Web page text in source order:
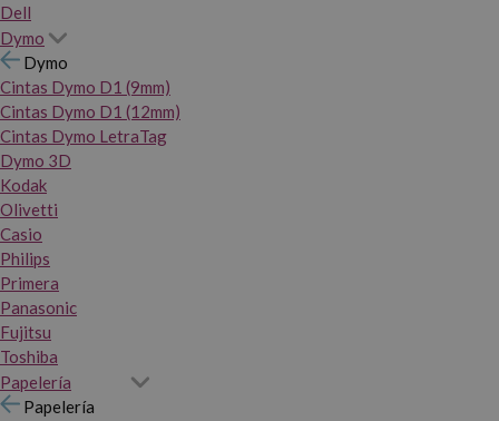
Dell
Dymo
Dymo
Cintas Dymo D1 (9mm)
Cintas Dymo D1 (12mm)
Cintas Dymo LetraTag
Dymo 3D
Kodak
Olivetti
Casio
Philips
Primera
Panasonic
Fujitsu
Toshiba
Papelería
Papelería